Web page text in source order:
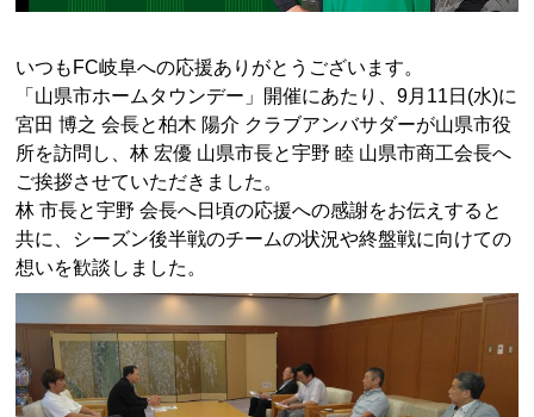
いつもFC岐阜への応援ありがとうございます。
「山県市ホームタウンデー」開催にあたり、9月11日(水)に
宮田 博之 会長と柏木 陽介 クラブアンバサダーが山県市役
所を訪問し、林 宏優 山県市長と宇野 睦 山県市商工会長へ
ご挨拶させていただきました。
林 市長と宇野 会長へ日頃の応援への感謝をお伝えすると
共に、 シーズン後半戦のチームの状況や終盤戦に向けての
想いを歓談し ました。